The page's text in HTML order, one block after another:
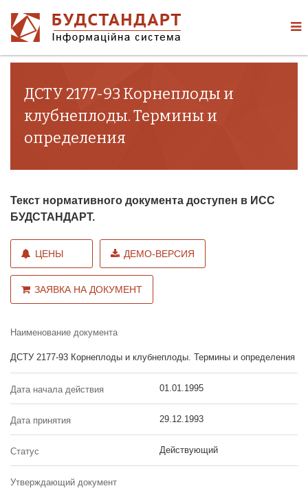
ДСТУ 2177-93 Корнеплоды и
клубнеплоды. Термины и
определения
Текст нормативного документа доступен в ИСС
БУДСТАНДАРТ.
ЦЕНЫ ДЕМО-ВЕРСИЯ
ЗАЯВКА НА ДОКУМЕНТ
Наименование документа
ДСТУ 2177-93 Корнеплоды и клубнеплоды. Термины и определения
Дата начала действия 01.01.1995
Дата принятия 29.12.1993
Статус Действующий
Утверждающий документ